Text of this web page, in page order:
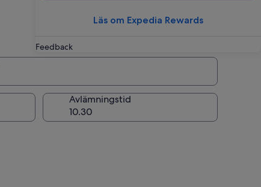
Läs om Expedia Rewards
Feedback
Avlämningstid